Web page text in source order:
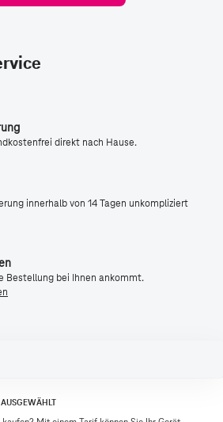
direkt nach Hause.
innerhalb von 14 Tagen unkompliziert
Bestellung bei Ihnen ankommt.